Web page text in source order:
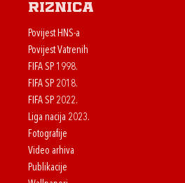
Riznica
Povijest HNS-a
Povijest Vatrenih
FIFA SP 1998.
FIFA SP 2018.
FIFA SP 2022.
Liga nacija 2023.
Fotografije
Video arhiva
Publikacije